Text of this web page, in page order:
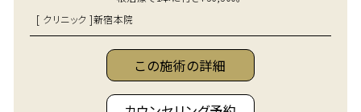
[ クリニック ]新宿本院
この施術の詳細